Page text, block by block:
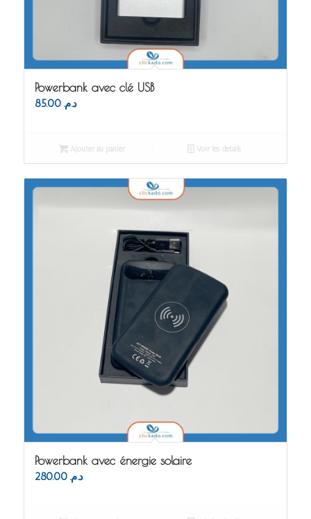
Powerbank avec clé USB
د.م. 85.00
Ajouter au panier Voir les détails
Powerbank avec énergie solaire
د.م. 280.00